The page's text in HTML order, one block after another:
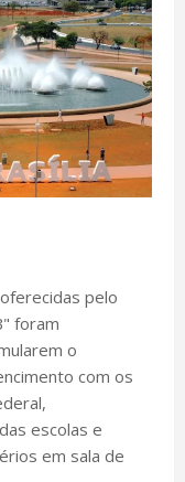
pelo
foram
o
com os
escolas e
em sala de